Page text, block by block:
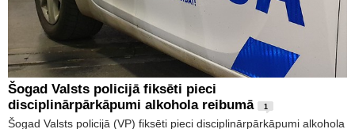
Šogad Valsts policijā fiksēti pieci
disciplinārpārkāpumi alkohola reibumā
1
Šogad Valsts policijā (VP) fiksēti pieci disciplinārpārkāpumi alkohola